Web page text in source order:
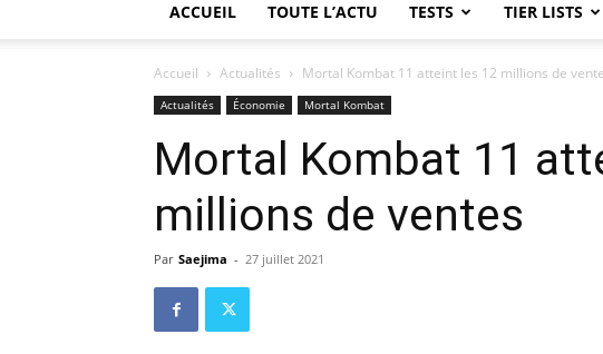
ACCUEIL TOUTE L’ACTU TESTS TIER LISTS
Accueil Actualités Mortal Kombat 11 atteint les 12 millions de
Actualités Économie Mortal Kombat
Mortal Kombat 11
millions de ventes
Par Saejima - 27 juillet 2021